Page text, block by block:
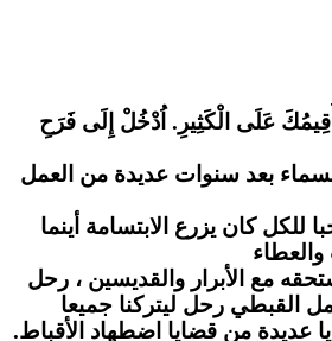
عَلَى الْكَثِيرِ. اُدْخُلْ إِلَى فَرَحِ
بعد سنوات عديدة من العمل
كان يزرع الابتسامة أينما
مع الأبرار والقديسين ، رحل
القبطي رحل ليتركنا جميعا
عديدة من قضايا اضطهاد الأقباط.